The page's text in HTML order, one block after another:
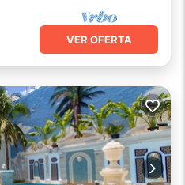
VER OFERTA